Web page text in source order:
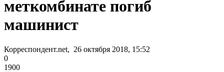
меткомбинате погиб
машинист
Корреспондент.net, 26 октября 2018, 15:52
0
1900